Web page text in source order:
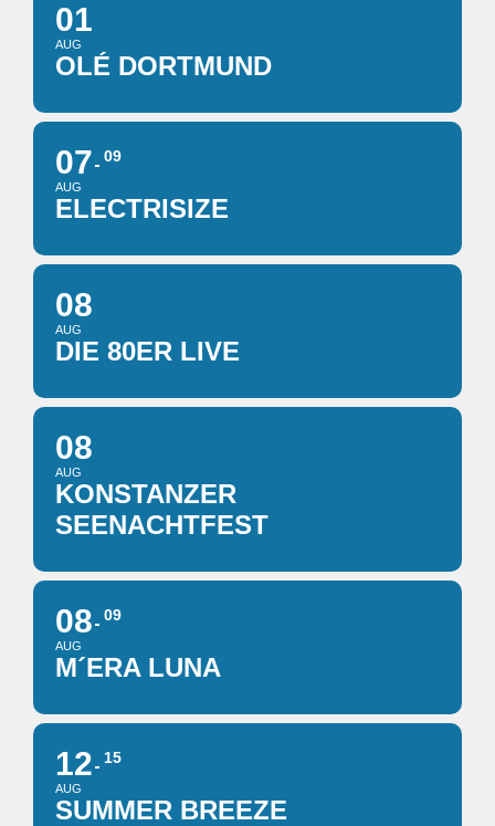
01
AUG
OLÉ DORTMUND
07
AUG
09
ELECTRISIZE
08
AUG
DIE 80ER LIVE
08
AUG
KONSTANZER
SEENACHTFEST
08
AUG
09
M´ERA LUNA
12
AUG
15
SUMMER BREEZE